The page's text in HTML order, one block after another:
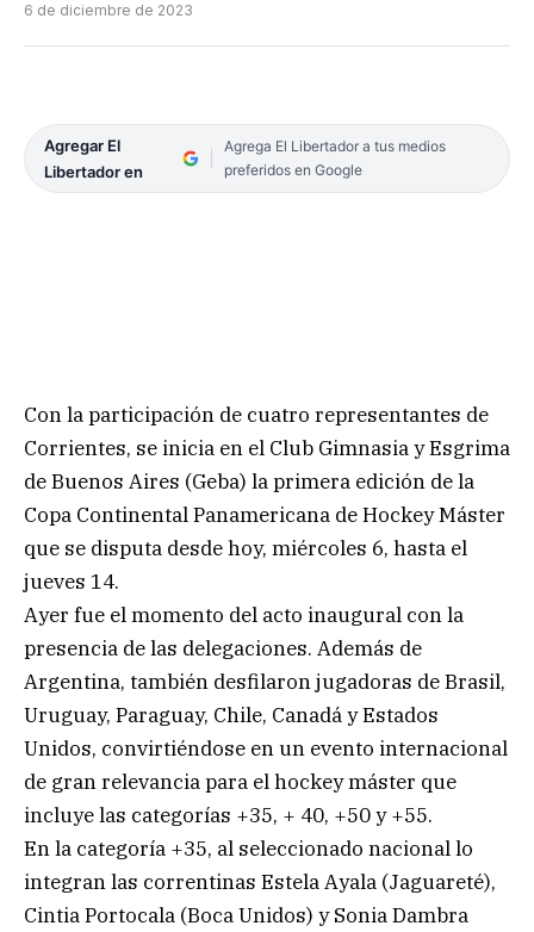
6 de diciembre de 2023
Agregar El
Libertador en
Agrega El Libertador a tus medios
preferidos en Google
Con la participación de cuatro representantes de
Corrientes, se inicia en el Club Gimnasia y Esgrima
de Buenos Aires (Geba) la primera edición de la
Copa Continental Panamericana de Hockey Máster
que se disputa desde hoy, miércoles 6, hasta el
jueves 14.
Ayer fue el momento del acto inaugural con la
presencia de las delegaciones. Además de
Argentina, también desfilaron jugadoras de Brasil,
Uruguay, Paraguay, Chile, Canadá y Estados
Unidos, convirtiéndose en un evento internacional
de gran relevancia para el hockey máster que
incluye las categorías +35, + 40, +50 y +55.
En la categoría +35, al seleccionado nacional lo
integran las correntinas Estela Ayala (Jaguareté),
Cintia Portocala (Boca Unidos) y Sonia Dambra